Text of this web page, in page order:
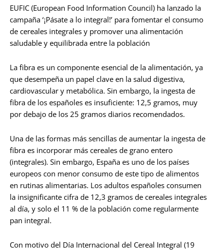
EUFIC (European Food Information Council) ha lanzado la
campaña ‘¡Pásate a lo integral!’ para fomentar el consumo
de cereales integrales y promover una alimentación
saludable y equilibrada entre la población
La fibra es un componente esencial de la alimentación, ya
que desempeña un papel clave en la salud digestiva,
cardiovascular y metabólica. Sin embargo, la ingesta de
fibra de los españoles es insuficiente: 12,5 gramos, muy
por debajo de los 25 gramos diarios recomendados.
Una de las formas más sencillas de aumentar la ingesta de
fibra es incorporar más cereales de grano entero
(integrales). Sin embargo, España es uno de los países
europeos con menor consumo de este tipo de alimentos
en rutinas alimentarias. Los adultos españoles consumen
la insignificante cifra de 12,3 gramos de cereales integrales
al día, y solo el 11 % de la población come regularmente
pan integral.
Con motivo del Día Internacional del Cereal Integral (19